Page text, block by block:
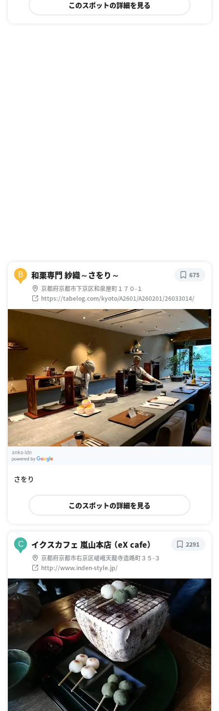
このスポットの詳細を見る
B 和栗専門 紗織～さをり～
京都府京都市下京区和泉屋町１７０-１
https://tabelog.com/kyoto/A2601/A260201/26033014/
675
anko Idn
さをり
このスポットの詳細を見る
C イクスカフェ 嵐山本店 （eX cafe）
京都府京都市右京区嵯峨天龍寺造路町３５-３
http://www.inden-style.jp/
2291